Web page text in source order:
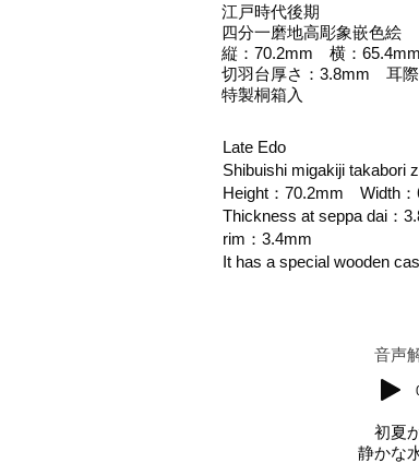
江戸時代後期
四分一磨地高彫象嵌色絵
縦：70.2mm 横：65.4mm
切羽台厚さ：3.8mm 耳
特製桐箱入
Late Edo
Shibuishi migakiji takabori
Height：70.2mm Width：
Thickness at seppa dai：
rim：3.4mm
It has a special wooden
音声
初夏
静かな